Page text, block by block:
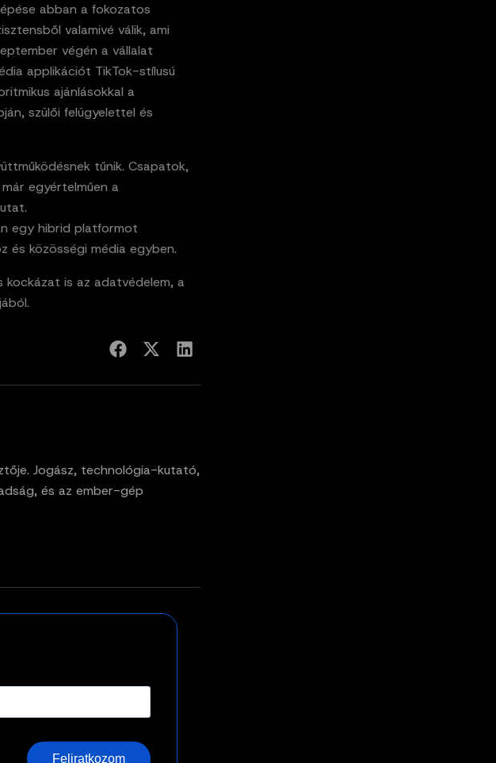
abban a fokozatos
valamivé válik, ami
végén a vállalat
applikációt TikTok-stílusú
ajánlásokkal a
szülői felügyelettel és
tűnik. Csapatok,
egyértelműen a
egy hibrid platformot
és közösségi média egyben.
kockázat is az adatvédelem, a
Jogász, technológia-kutató,
és az ember-gép
Feliratkozom